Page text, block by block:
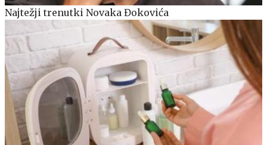
Najtežji trenutki Novaka Đokovića